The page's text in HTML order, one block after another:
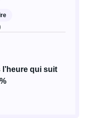
qui suit